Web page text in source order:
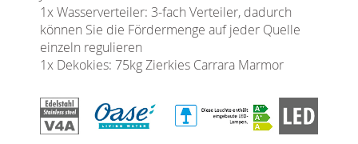
1x Wasserverteiler: 3-fach Verteiler, dadurch
können Sie die Fördermenge auf jeder Quelle
einzeln regulieren
1x Dekokies: 75kg Zierkies Carrara Marmor